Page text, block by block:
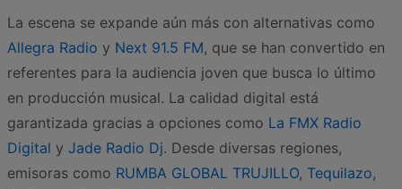
La escena se expande aún más con alternativas como
Allegra Radio y Next 91.5 FM, que se han convertido en
referentes para la audiencia joven que busca lo último
en producción musical. La calidad digital está
garantizada gracias a opciones como La FMX Radio
Digital y Jade Radio Dj. Desde diversas regiones,
emisoras como RUMBA GLOBAL TRUJILLO, Tequilazo,